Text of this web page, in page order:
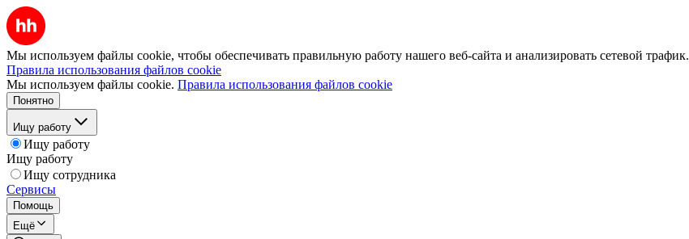
Мы используем файлы cookie, чтобы обеспечивать правильную работу нашего веб-сайта и анализировать сетевой трафик.
Правила использования файлов cookie
Мы используем файлы cookie. Правила использования файлов cookie
Понятно
Ищу работу
Ищу работу
Ищу работу
Ищу сотрудника
Сервисы
Помощь
Ещё